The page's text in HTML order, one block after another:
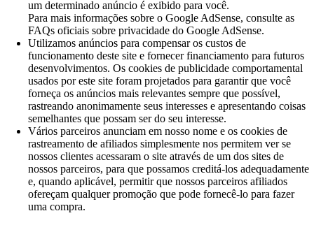
um determinado anúncio é exibido para você.
Para mais informações sobre o Google AdSense, consulte as
FAQs oficiais sobre privacidade do Google AdSense.
Utilizamos anúncios para compensar os custos de
funcionamento deste site e fornecer financiamento para futuros
desenvolvimentos. Os cookies de publicidade comportamental
usados ​​por este site foram projetados para garantir que você
forneça os anúncios mais relevantes sempre que possível,
rastreando anonimamente seus interesses e apresentando coisas
semelhantes que possam ser do seu interesse.
Vários parceiros anunciam em nosso nome e os cookies de
rastreamento de afiliados simplesmente nos permitem ver se
nossos clientes acessaram o site através de um dos sites de
nossos parceiros, para que possamos creditá-los adequadamente
e, quando aplicável, permitir que nossos parceiros afiliados
ofereçam qualquer promoção que pode fornecê-lo para fazer
uma compra.